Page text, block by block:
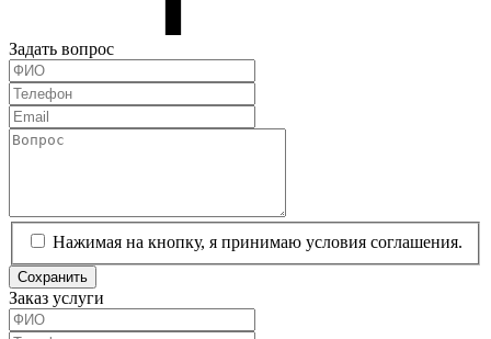
Задать вопрос
Нажимая на кнопку, я принимаю условия соглашения.
Сохранить
Заказ услуги